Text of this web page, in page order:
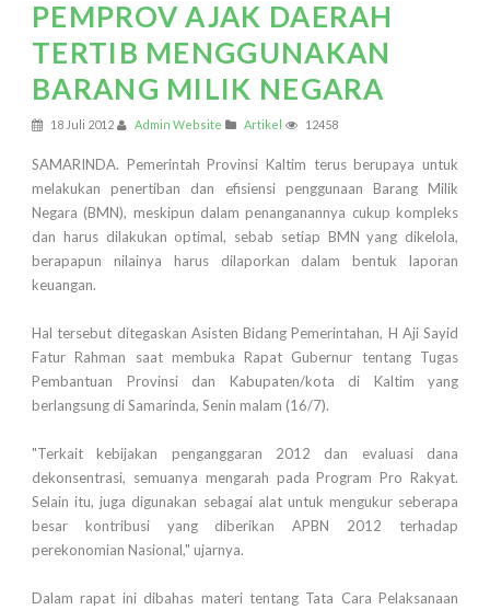
PEMPROV AJAK DAERAH
TERTIB MENGGUNAKAN
BARANG MILIK NEGARA
18 Juli 2012 Admin Website Artikel 12458
SAMARINDA. Pemerintah Provinsi Kaltim terus berupaya untuk
melakukan penertiban dan efisiensi penggunaan Barang Milik
Negara (BMN), meskipun dalam penanganannya cukup kompleks
dan harus dilakukan optimal, sebab setiap BMN yang dikelola,
berapapun nilainya harus dilaporkan dalam bentuk laporan
keuangan.
Hal tersebut ditegaskan Asisten Bidang Pemerintahan, H Aji Sayid
Fatur Rahman saat membuka Rapat Gubernur tentang Tugas
Pembantuan Provinsi dan Kabupaten/kota di Kaltim yang
berlangsung di Samarinda, Senin malam (16/7).
"Terkait kebijakan penganggaran 2012 dan evaluasi dana
dekonsentrasi, semuanya mengarah pada Program Pro Rakyat.
Selain itu, juga digunakan sebagai alat untuk mengukur seberapa
besar kontribusi yang diberikan APBN 2012 terhadap
perekonomian Nasional," ujarnya.
Dalam rapat ini dibahas materi tentang Tata Cara Pelaksanaan